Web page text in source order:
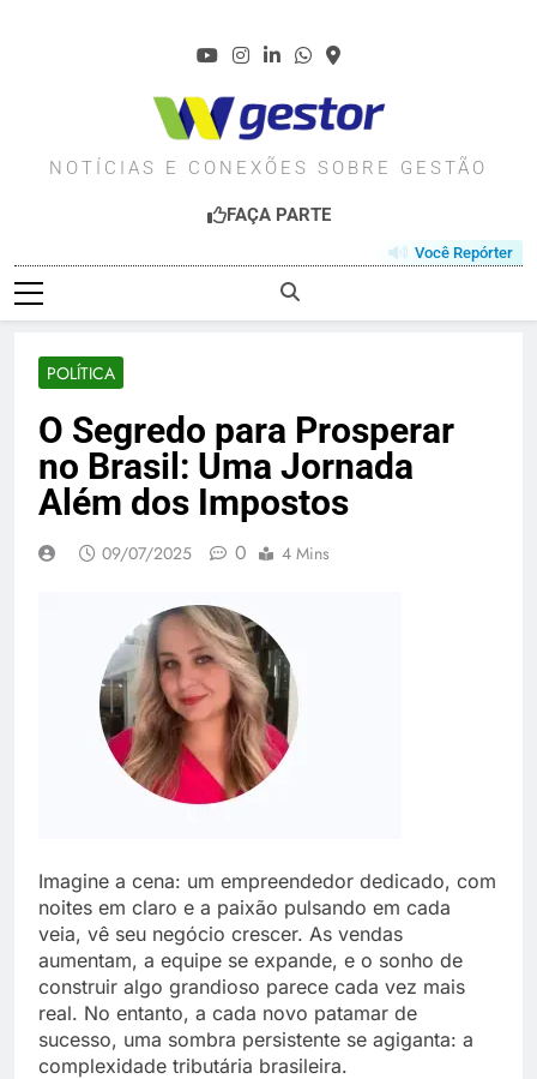
WGESTOR.COM.BR
NOTÍCIAS E CONEXÕES SOBRE GESTÃO
FAÇA PARTE
Você Repórter
POLÍTICA
O Segredo para Prosperar
no Brasil: Uma Jornada
Além dos Impostos
09/07/2025 0 4 Mins
Imagine a cena: um empreendedor dedicado, com
noites em claro e a paixão pulsando em cada
veia, vê seu negócio crescer. As vendas
aumentam, a equipe se expande, e o sonho de
construir algo grandioso parece cada vez mais
real. No entanto, a cada novo patamar de
sucesso, uma sombra persistente se agiganta: a
complexidade tributária brasileira.